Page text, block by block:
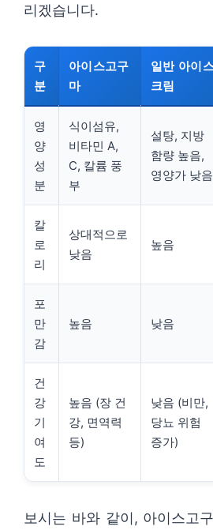
리겠습니다.
구
분
아이스고구
마
일반 아이
크림
영
양
성
분
식이섬유,
비타민 A,
C, 칼륨 풍
부
설탕, 지방
함량 높음,
영양가 낮음
칼
로
리
상대적으로
낮음
높음
포
만
감
높음 낮음
건
강
기
여
도
높음 (장 건
강, 면역력
등)
낮음 (비만,
당뇨 위험
증가)
보시는 바와 같이, 아이스고